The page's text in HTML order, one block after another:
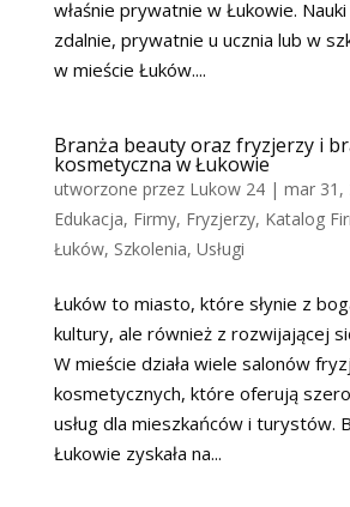
właśnie prywatnie w Łukowie.
zdalnie, prywatnie u ucznia lub w
w mieście Łuków....
Branża beauty oraz fryzjerzy i
kosmetyczna w Łukowie
utworzone przez Lukow 24| mar 31,
Edukacja, Firmy, Fryzjerzy, Katalog
Łuków, Szkolenia, Usługi
Łuków to miasto, które słynie z
kultury, ale również z rozwijającej
W mieście działa wiele salonów
kosmetycznych, które oferują
usług dla mieszkańców i turystów.
Łukowie zyskała na...